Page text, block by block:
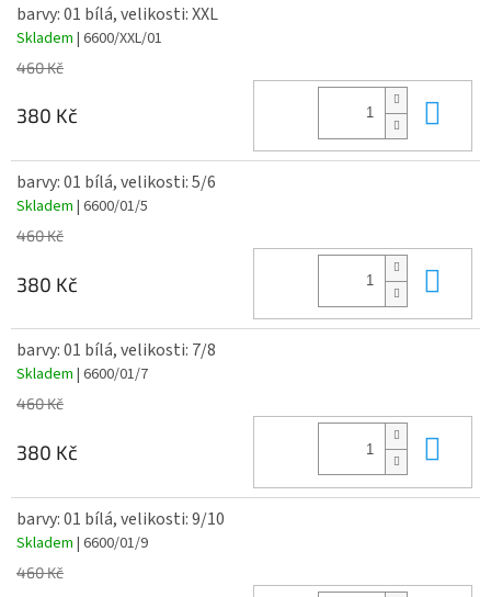
barvy: 01 bílá, velikosti: XXL
Skladem | 6600/XXL/01
460 Kč
380 Kč
barvy: 01 bílá, velikosti: 5/6
Skladem | 6600/01/5
460 Kč
380 Kč
barvy: 01 bílá, velikosti: 7/8
Skladem | 6600/01/7
460 Kč
380 Kč
barvy: 01 bílá, velikosti: 9/10
Skladem | 6600/01/9
460 Kč